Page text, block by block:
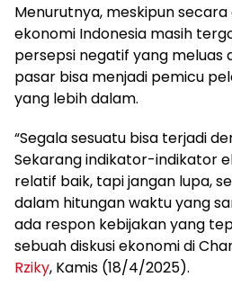
Menurutnya, meskipun
ekonomi Indonesia masih
persepsi negatif yang meluas
pasar bisa menjadi pemicu
yang lebih dalam.
“Segala sesuatu bisa terjadi
Sekarang indikator-indikator
relatif baik, tapi jangan lupa,
dalam hitungan waktu yang
ada respon kebijakan yang
sebuah diskusi ekonomi di
Rziky, Kamis (18/4/2025).